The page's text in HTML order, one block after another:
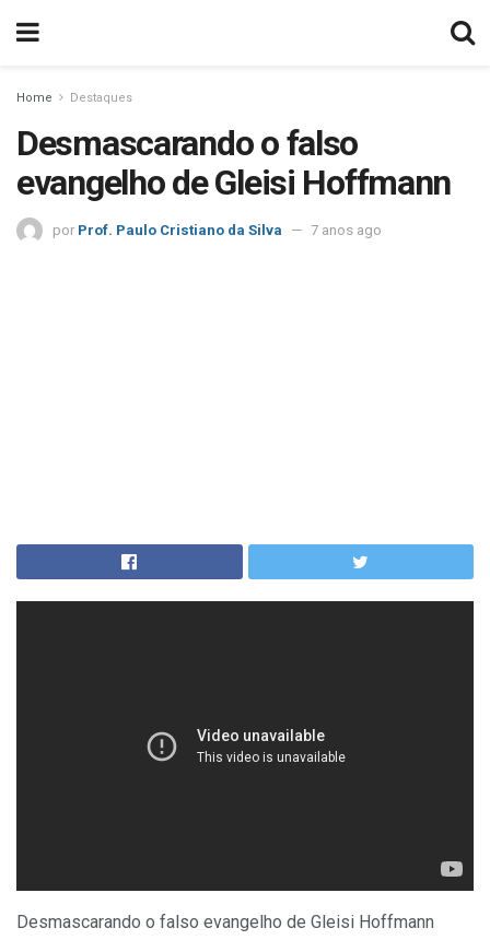
Home Destaques
Desmascarando o falso
evangelho de Gleisi Hoffmann
por Prof. Paulo Cristiano da Silva 7 anos ago
Desmascarando o falso evangelho de Gleisi Hoffmann